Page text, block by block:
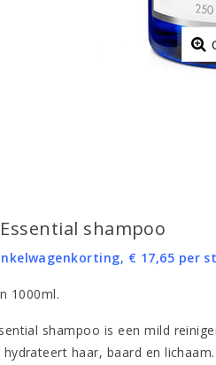
shampoo
€ 17,65 per
1000ml.
shampoo is een mild
haar, baard en lichaam.